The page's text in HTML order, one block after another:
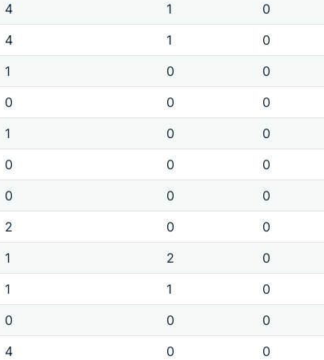
4 1
0
4 1
0
1 0
0
0 0
0
1 0
0
0 0
0
0 0
0
2 0
0
1 2
0
1 1
0
0 0
0
4 0
0